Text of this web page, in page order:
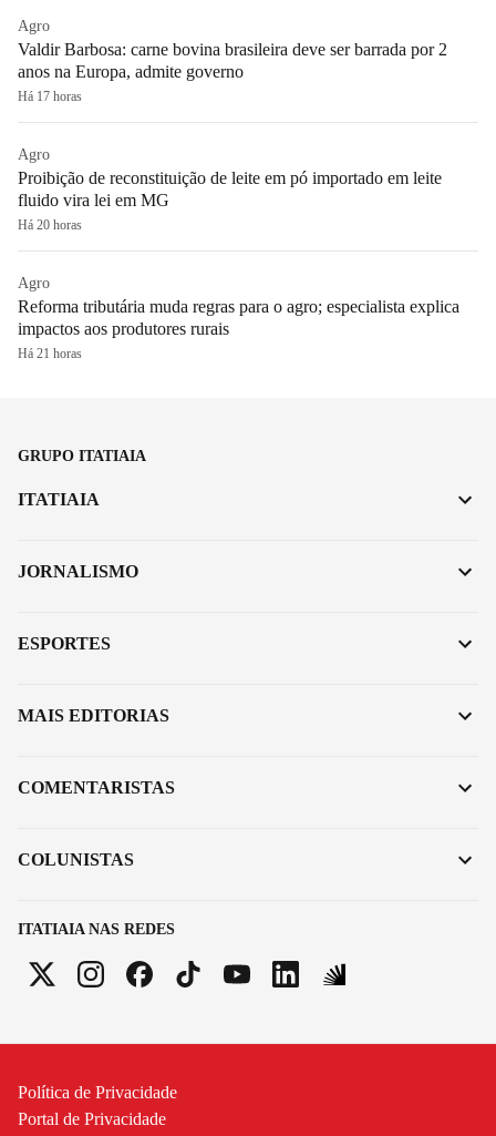
Agro
Valdir Barbosa: carne bovina brasileira deve ser barrada por 2
anos na Europa, admite governo
Há 17 horas
Agro
Proibição de reconstituição de leite em pó importado em leite
fluido vira lei em MG
Há 20 horas
Agro
Reforma tributária muda regras para o agro; especialista explica
impactos aos produtores rurais
Há 21 horas
GRUPO ITATIAIA
ITATIAIA NAS REDES
ITATIAIA
JORNALISMO
ESPORTES
MAIS EDITORIAS
COMENTARISTAS
COLUNISTAS
Política de Privacidade
Portal de Privacidade